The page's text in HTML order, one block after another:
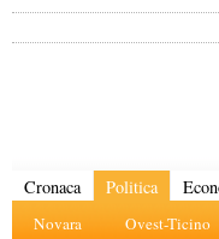
Cronaca Politica
Novara Ovest-Ticino